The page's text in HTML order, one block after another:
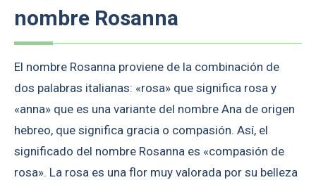
nombre Rosanna
El nombre Rosanna proviene de la combinación de
dos palabras italianas: «rosa» que significa rosa y
«anna» que es una variante del nombre Ana de origen
hebreo, que significa gracia o compasión. Así, el
significado del nombre Rosanna es «compasión de
rosa». La rosa es una flor muy valorada por su belleza